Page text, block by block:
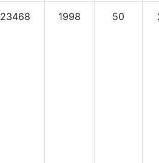
23468 1998 50